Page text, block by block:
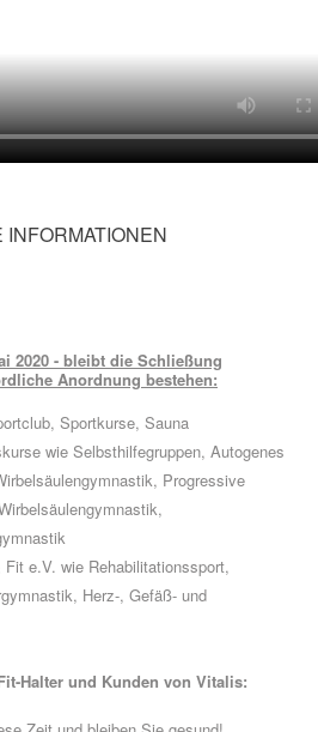
INFORMATIONEN
2020 - bleibt die Schließung
Anordnung bestehen:
Sportkurse, Sauna
wie Selbsthilfegruppen, Autogenes
Progressive
e.V. wie Rehabilitationssport,
Herz-, Gefäß- und
Halter und Kunden von Vitalis: